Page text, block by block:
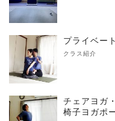
プライベー
クラス紹介
チェアヨガ
椅子ヨガポ